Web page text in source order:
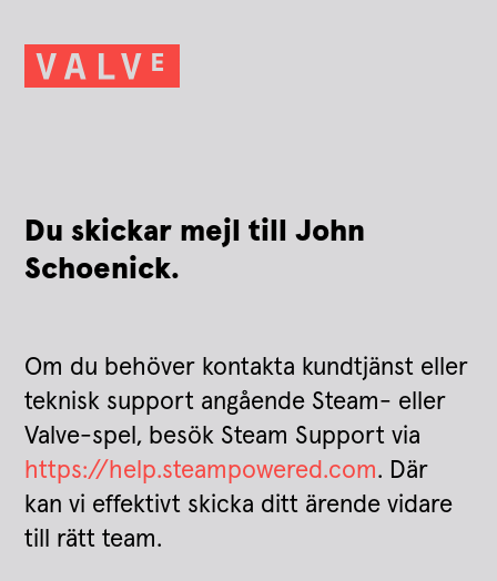
Du skickar mejl till John
Schoenick.
Om du behöver kontakta kundtjänst eller
teknisk support angående Steam- eller
Valve-spel, besök Steam Support via
https://help.steampowered.com. Där
kan vi effektivt skicka ditt ärende vidare
till rätt team.